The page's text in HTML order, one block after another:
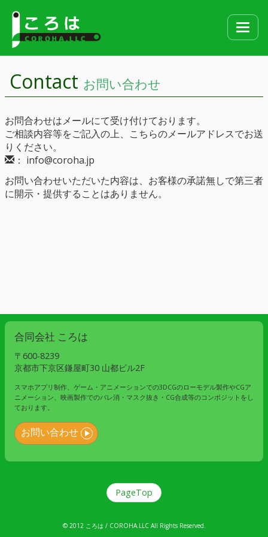
Contact お問い合わせ
お問合わせはメールにて受け付けております。
ご相談内容等をご記入の上、こちらのメールアドレスでお送
りください。
： info@coroha.jp
お問い合わせいただいた内容は、お客様の承諾無しで第三者
に開示・提供することはありません。
合同会社 ころは
〒600-8239
京都市下京区鎌屋町30 山都ビル2F
スマホアプリ制作、ゲーム・アニメーションでの3DCGのローモデル製作やCGア
ニメーション、映画製作でのバレ消・マスク抜き・CG合成等のコンポジットをし
ております。
お問い合わせ
PageTop
© 2012 ころは / COROHA.LLC All Rights Reserved.